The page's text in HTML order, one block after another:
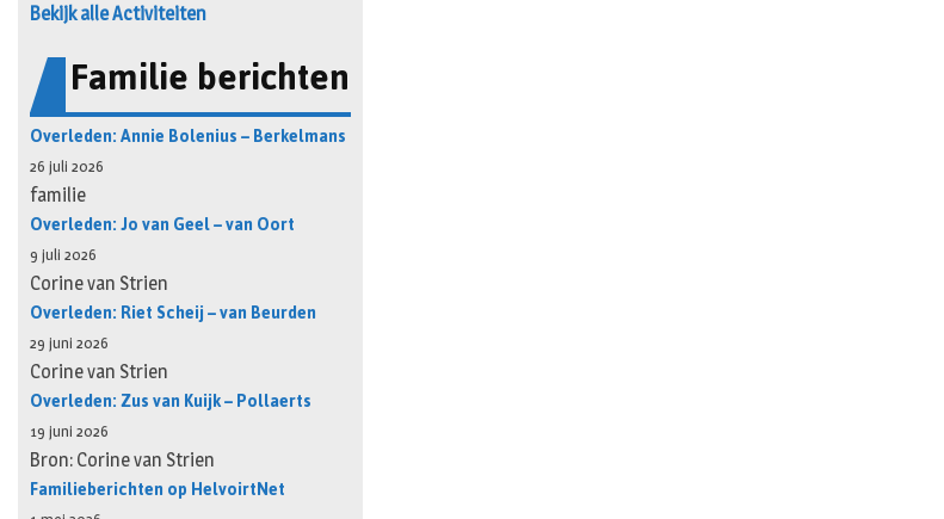
Bekijk alle Activiteiten
Familie berichten
Overleden: Annie Bolenius – Berkelmans
26 juli 2026
familie
Overleden: Jo van Geel – van Oort
9 juli 2026
Corine van Strien
Overleden: Riet Scheij – van Beurden
29 juni 2026
Corine van Strien
Overleden: Zus van Kuijk – Pollaerts
19 juni 2026
Bron: Corine van Strien
Familieberichten op HelvoirtNet